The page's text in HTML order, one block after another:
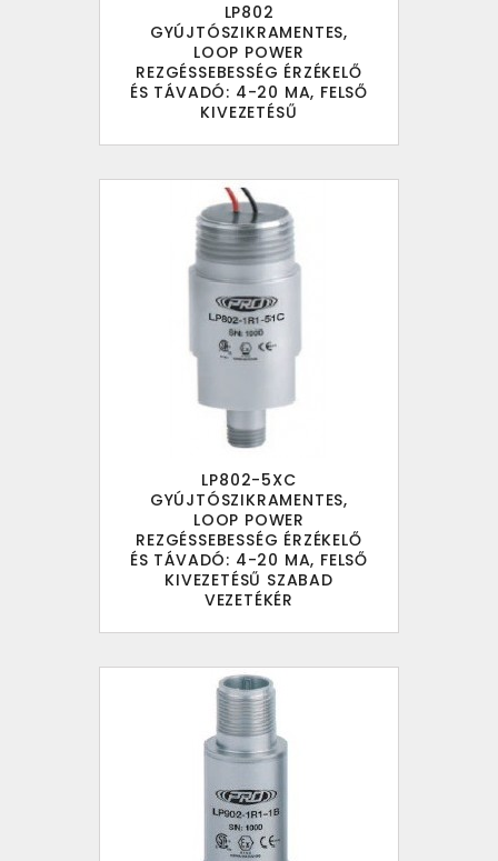
LP802
GYÚJTÓSZIKRAMENTES,
LOOP POWER
REZGÉSSEBESSÉG ÉRZÉKELŐ
ÉS TÁVADÓ: 4-20 MA, FELSŐ
KIVEZETÉSŰ
LP802-5XC
GYÚJTÓSZIKRAMENTES,
LOOP POWER
REZGÉSSEBESSÉG ÉRZÉKELŐ
ÉS TÁVADÓ: 4-20 MA, FELSŐ
KIVEZETÉSŰ SZABAD
VEZETÉKÉR